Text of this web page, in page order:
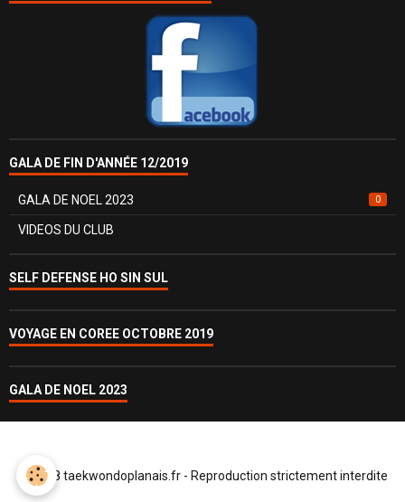
GALA DE FIN D'ANNÉE 12/2019
GALA DE NOEL 2023 0
VIDEOS DU CLUB
SELF DEFENSE HO SIN SUL
VOYAGE EN COREE OCTOBRE 2019
GALA DE NOEL 2023
© 2018 taekwondoplanais.fr - Reproduction strictement interdite